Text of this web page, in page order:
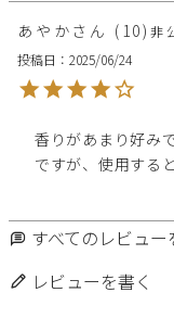
あやか 10 非
投稿日
2025/06/24
香りがあまり好み
ですが、使用する
すべてのレビュー
レビューを書く